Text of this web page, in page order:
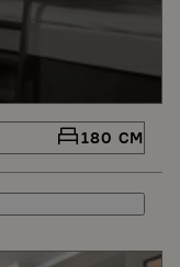
180 CM